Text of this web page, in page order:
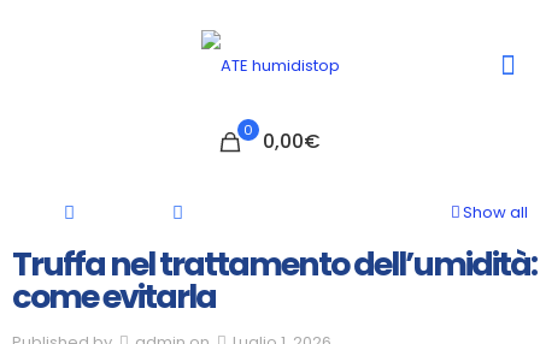
0 0,00€
Show all
Truffa nel trattamento dell’umidità:
come evitarla